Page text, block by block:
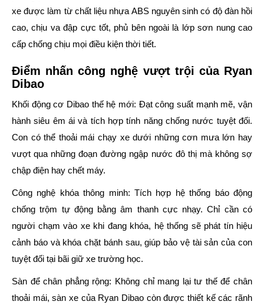
xe được làm từ chất liệu nhựa ABS nguyên sinh có độ đàn hồi
cao, chịu va đập cực tốt, phủ bên ngoài là lớp sơn nung cao
cấp chống chịu mọi điều kiện thời tiết.
Điểm nhấn công nghệ vượt trội của Ryan
Dibao
Khối động cơ Dibao thế hệ mới: Đạt công suất mạnh mẽ, vận
hành siêu êm ái và tích hợp tính năng chống nước tuyệt đối.
Con có thể thoải mái chạy xe dưới những cơn mưa lớn hay
vượt qua những đoạn đường ngập nước đô thị mà không sợ
chập điện hay chết máy.
Công nghệ khóa thông minh: Tích hợp hệ thống báo động
chống trộm tự động bằng âm thanh cực nhạy. Chỉ cần có
người chạm vào xe khi đang khóa, hệ thống sẽ phát tín hiệu
cảnh báo và khóa chặt bánh sau, giúp bảo vệ tài sản của con
tuyệt đối tại bãi giữ xe trường học.
Sàn để chân phẳng rộng: Không chỉ mang lại tư thế để chân
thoải mái, sàn xe của Ryan Dibao còn được thiết kế các rãnh